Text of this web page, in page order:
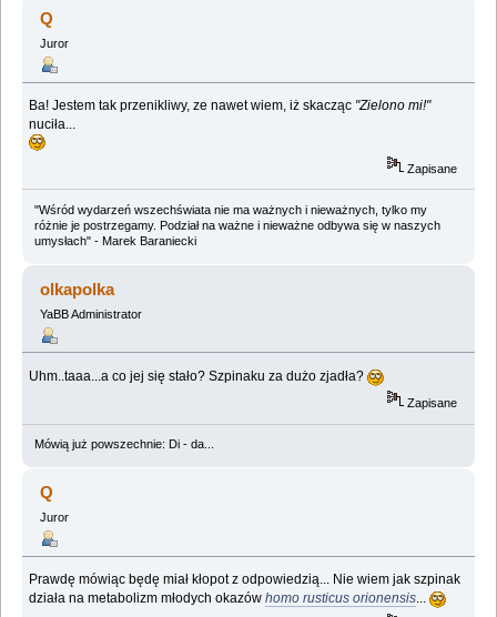
Q
Juror
Ba! Jestem tak przenikliwy, ze nawet wiem, iż skacząc "Zielono mi!"
nuciła...
Zapisane
"Wśród wydarzeń wszechświata nie ma ważnych i nieważnych, tylko my
różnie je postrzegamy. Podział na ważne i nieważne odbywa się w naszych
umysłach" - Marek Baraniecki
olkapolka
YaBB Administrator
Uhm..taaa...a co jej się stało? Szpinaku za dużo zjadła?
Zapisane
Mówią już powszechnie: Di - da...
Q
Juror
Prawdę mówiąc będę miał kłopot z odpowiedzią... Nie wiem jak szpinak
działa na metabolizm młodych okazówhomo rusticus orionensis...